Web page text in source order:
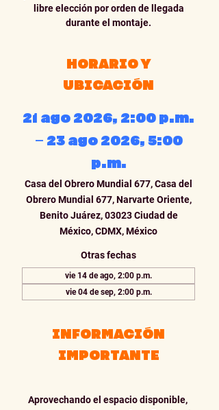
libre elección por orden de llegada
durante el montaje.
HORARIO Y
UBICACIÓN
21 ago 2026, 2:00 p.m.
– 23 ago 2026, 5:00
p.m.
Casa del Obrero Mundial 677, Casa del
Obrero Mundial 677, Narvarte Oriente,
Benito Juárez, 03023 Ciudad de
México, CDMX, México
Otras fechas
vie 14 de ago, 2:00 p.m.
vie 04 de sep, 2:00 p.m.
INFORMACIÓN
IMPORTANTE
Aprovechando el espacio disponible,